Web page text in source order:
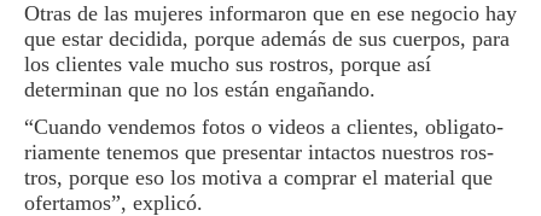
Otras de las mujeres in­formaron que en ese nego­cio hay
que estar decidida, porque además de sus cuer­pos, para
los clientes vale mucho sus rostros, porque así
determinan que no los están engañando.
“Cuando vendemos fotos o videos a clientes, obligato­
riamente tenemos que pre­sentar intactos nuestros ros­
tros, porque eso los motiva a comprar el material que
ofertamos”, explicó.